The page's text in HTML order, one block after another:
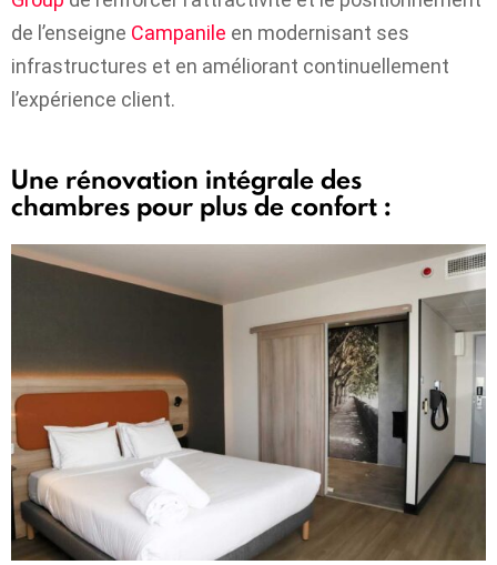
de l’enseigne Campanile en modernisant ses
infrastructures et en améliorant continuellement
l’expérience client.
Une rénovation intégrale des
chambres pour plus de confort :